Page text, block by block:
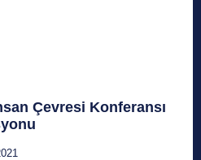
Çevresi Konferansı